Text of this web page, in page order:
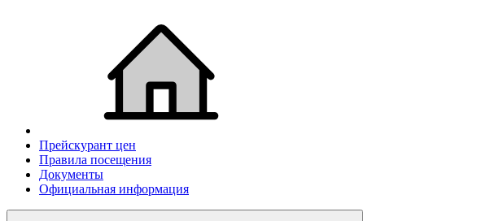
Прейскурант цен
Правила посещения
Документы
Официальная информация